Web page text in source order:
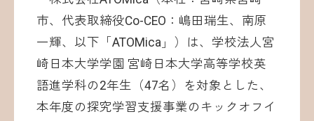
©ATOMica Inc., All Rights Reserved.
市、代表取締役Co-CEO：嶋田瑞生、南原
一輝、以下「ATOMica」）は、学校法人宮
崎日本大学学園 宮崎日本大学高等学校英
語進学科の2年生（47名）を対象とした、
本年度の探究学習支援事業のキックオフイ